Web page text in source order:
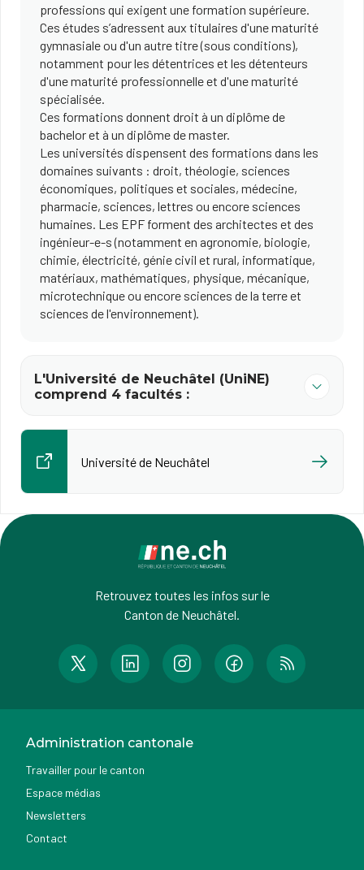
professions qui exigent une formation supérieure.
Ces études s’adressent aux titulaires d'une maturité
gymnasiale ou d'un autre titre (sous conditions),
notamment pour les détentrices et les détenteurs
d'une maturité professionnelle et d'une maturité
spécialisée.
Ces formations donnent droit à un diplôme de
bachelor et à un diplôme de master.
Les universités dispensent des formations dans les
domaines suivants : droit, théologie, sciences
économiques, politiques et sociales, médecine,
pharmacie, sciences, lettres ou encore sciences
humaines. Les EPF forment des architectes et des
ingénieur-e-s (notamment en agronomie, biologie,
chimie, électricité, génie civil et rural, informatique,
matériaux, mathématiques, physique, mécanique,
microtechnique ou encore sciences de la terre et
sciences de l'environnement).
L'Université de Neuchâtel (UniNE)
comprend 4 facultés :
Université de Neuchâtel
Retrouvez toutes les infos sur le
Canton de Neuchâtel.
Administration cantonale
Travailler pour le canton
Espace médias
Newsletters
Contact